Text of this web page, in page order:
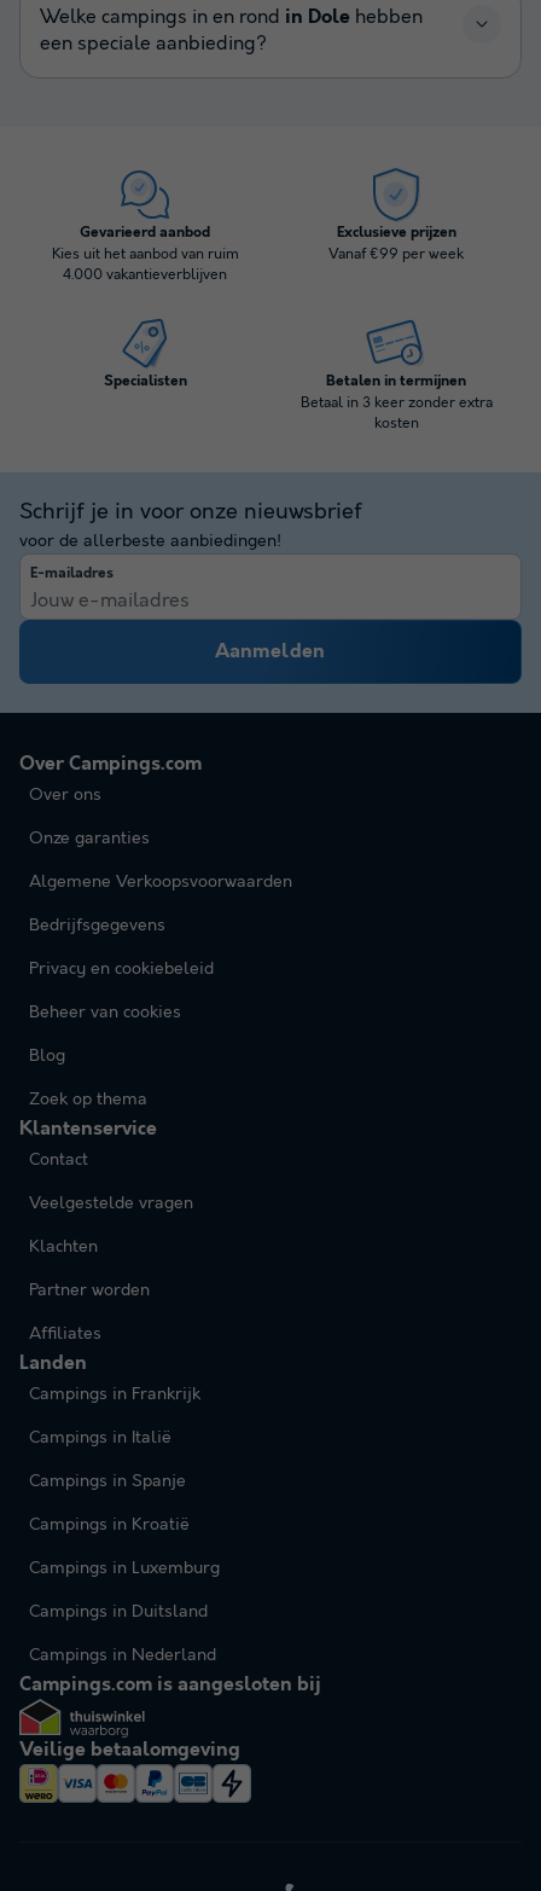
Welke campings in en rond in Dole hebben
een speciale aanbieding?
Gevarieerd aanbod
Kies uit het aanbod van ruim
4.000 vakantieverblijven
Exclusieve prijzen
Vanaf €99 per week
Specialisten Betalen in termijnen
Betaal in 3 keer zonder extra
kosten
Schrijf je in voor onze nieuwsbrief
voor de allerbeste aanbiedingen!
E-mailadres
Aanmelden
Over Campings.com
Over ons
Onze garanties
Algemene Verkoopsvoorwaarden
Bedrijfsgegevens
Privacy en cookiebeleid
Beheer van cookies
Blog
Zoek op thema
Klantenservice
Contact
Veelgestelde vragen
Klachten
Partner worden
Affiliates
Landen
Campings in Frankrijk
Campings in Italië
Campings in Spanje
Campings in Kroatië
Campings in Luxemburg
Campings in Duitsland
Campings in Nederland
Campings.com is aangesloten bij
Veilige betaalomgeving